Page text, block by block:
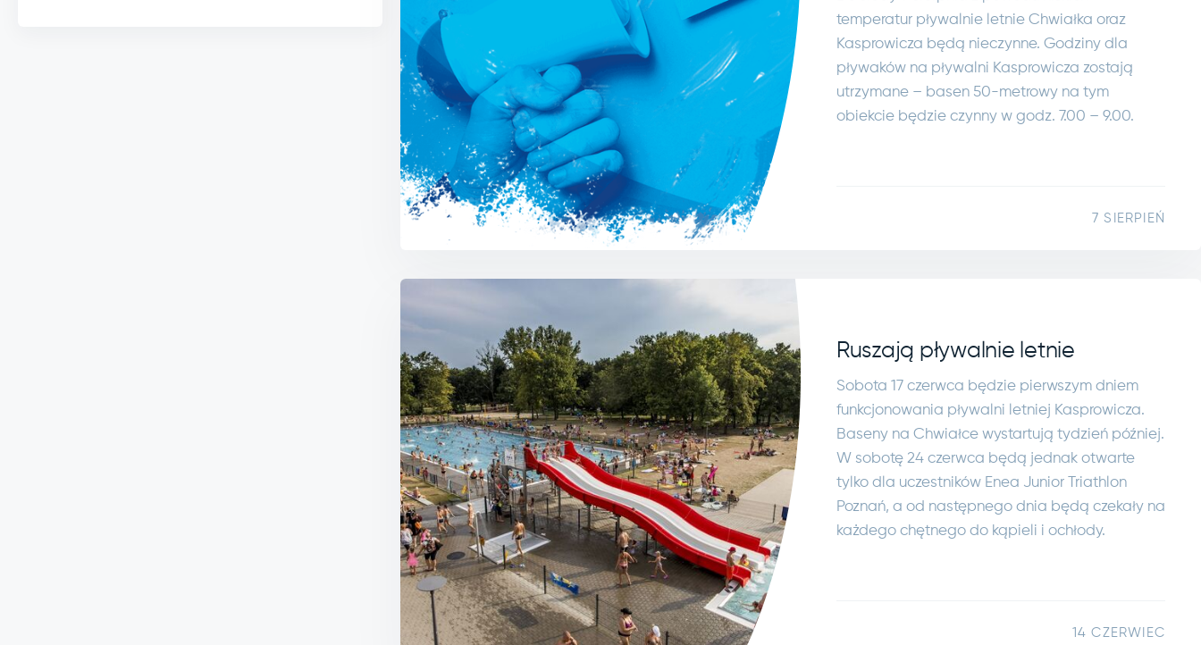
temperatur pływalnie letnie Chwiałka oraz
Kasprowicza będą nieczynne. Godziny dla
pływaków na pływalni Kasprowicza zostają
utrzymane – basen 50-metrowy na tym
obiekcie będzie czynny w godz. 7.00 – 9.00.
7 SIERPIEŃ
Ruszają pływalnie letnie
Sobota 17 czerwca będzie pierwszym dniem
funkcjonowania pływalni letniej Kasprowicza.
Baseny na Chwiałce wystartują tydzień później.
W sobotę 24 czerwca będą jednak otwarte
tylko dla uczestników Enea Junior Triathlon
Poznań, a od następnego dnia będą czekały na
każdego chętnego do kąpieli i ochłody.
14 CZERWIEC